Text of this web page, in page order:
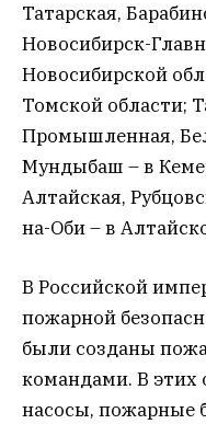
Татарская,
Новосибирск-
Новосибирской
Томской области;
Промышленная,
Мундыбаш – в
Алтайская,
на-Оби – в
В Российской
пожарной
были созданы
командами. В этих
насосы, пожарные